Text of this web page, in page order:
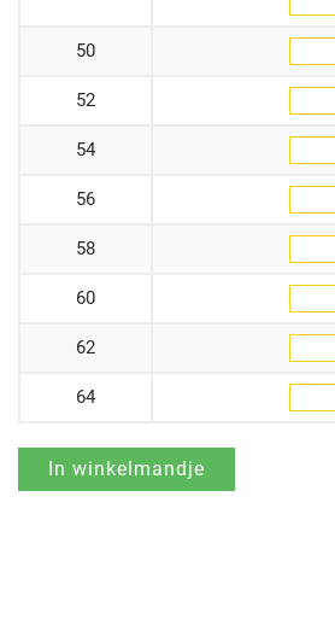
50
52
54
56
58
60
62
64